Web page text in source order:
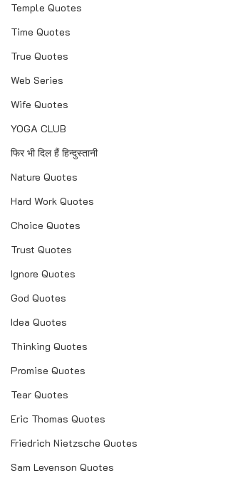
Temple Quotes
Time Quotes
True Quotes
Web Series
Wife Quotes
YOGA CLUB
फिर भी दिल हैं हिन्दुस्तानी
Nature Quotes
Hard Work Quotes
Choice Quotes
Trust Quotes
Ignore Quotes
God Quotes
Idea Quotes
Thinking Quotes
Promise Quotes
Tear Quotes
Eric Thomas Quotes
Friedrich Nietzsche Quotes
Sam Levenson Quotes